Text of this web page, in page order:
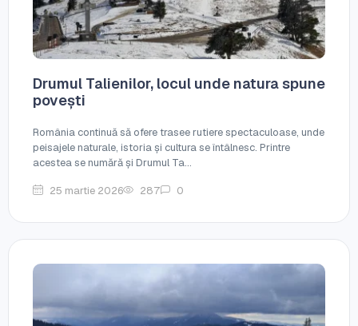
Drumul Talienilor, locul unde natura spune
povești
România continuă să ofere trasee rutiere spectaculoase, unde
peisajele naturale, istoria și cultura se întâlnesc. Printre
acestea se numără și Drumul Ta...
25 martie 2026 287 0